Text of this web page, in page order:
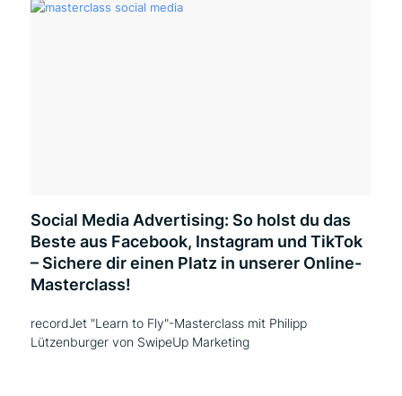
Social Media Advertising: So holst du das
Beste aus Facebook, Instagram und TikTok
– Sichere dir einen Platz in unserer Online-
Masterclass!
recordJet "Learn to Fly"-Masterclass mit Philipp
Lützenburger von SwipeUp Marketing